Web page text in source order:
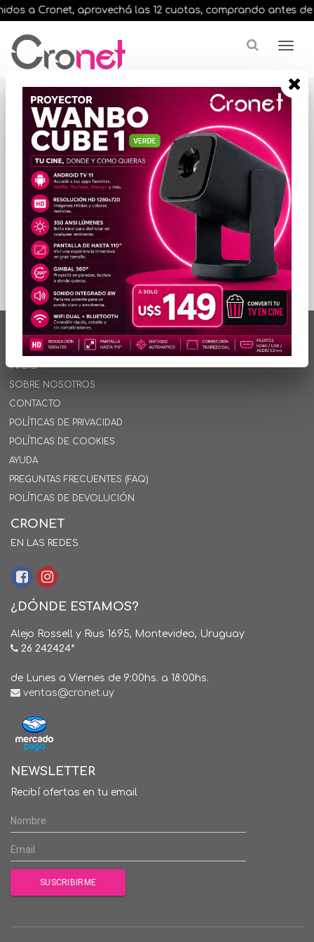
a Cronet, aprovechá las 12 cuotas, comprando antes de
Resultados para
"ps4 nacon
asymmetric"
ORDENAR POR PRECIO
No hay productos
que mostrar...
artículos en total
INFORMACIÓN
INICIO
SOBRE NOSOTROS
CONTACTO
POLÍTICAS DE PRIVACIDAD
POLÍTICAS DE COOKIES
AYUDA
PREGUNTAS FRECUENTES (FAQ)
POLÍTICAS DE DEVOLUCIÓN
CRONET
EN LAS REDES
¿DÓNDE ESTAMOS?
Alejo Rossell y Rius 1695, Montevideo, Uruguay
26 242424*
de Lunes a Viernes de 9:00hs. a 18:00hs.
ventas@cronet.uy
NEWSLETTER
Recibí ofertas en tu email